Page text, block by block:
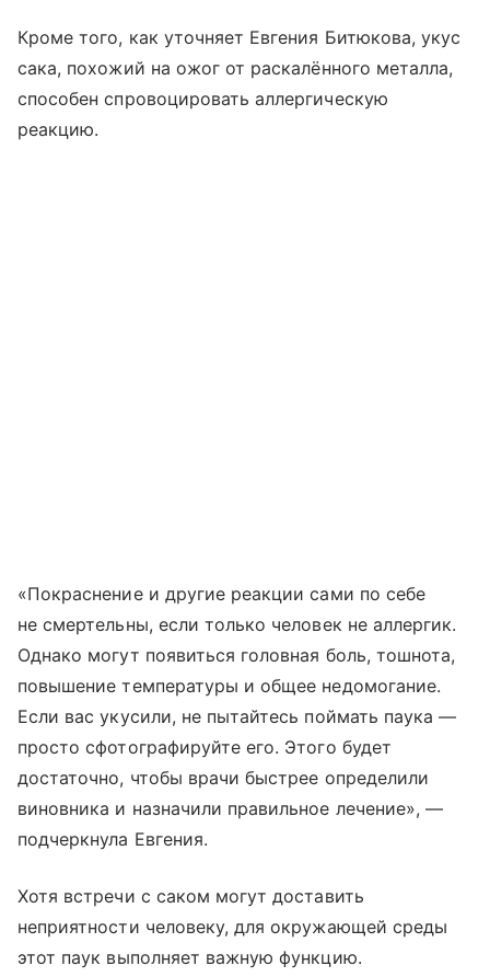
Кроме того, как уточняет Евгения Битюкова, укус
сака, похожий на ожог от раскалённого металла,
способен спровоцировать аллергическую
реакцию.
«Покраснение и другие реакции сами по себе
не смертельны, если только человек не аллергик.
Однако могут появиться головная боль, тошнота,
повышение температуры и общее недомогание.
Если вас укусили, не пытайтесь поймать паука —
просто сфотографируйте его. Этого будет
достаточно, чтобы врачи быстрее определили
виновника и назначили правильное лечение», —
подчеркнула Евгения.
Хотя встречи с саком могут доставить
неприятности человеку, для окружающей среды
этот паук выполняет важную функцию.